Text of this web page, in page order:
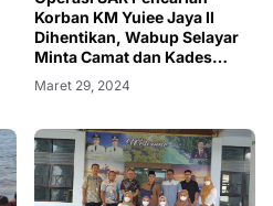
Korban KM Yuiee Jaya II
Dihentikan, Wabup Selayar
Minta Camat dan Kades
Perhatikan Wilayahnya
Maret 29, 2024